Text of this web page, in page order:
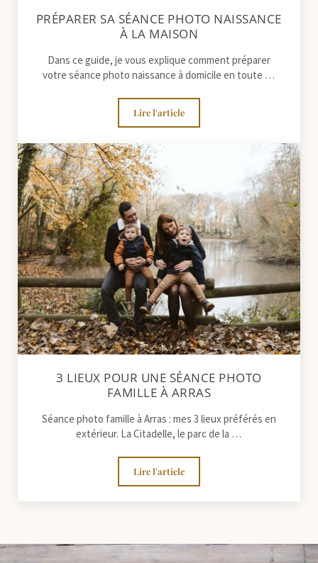
PRÉPARER SA SÉANCE PHOTO NAISSANCE
À LA MAISON
Dans ce guide, je vous explique comment préparer
votre séance photo naissance à domicile en toute …
Lire l'articlePréparer sa séance photo naissance
3 LIEUX POUR UNE SÉANCE PHOTO
FAMILLE À ARRAS
Séance photo famille à Arras : mes 3 lieux préférés en
extérieur. La Citadelle, le parc de la …
Lire l'article3 lieux pour une séance photo famille